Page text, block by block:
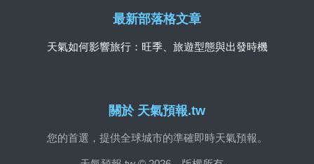
關於 天氣預報.tw
您的首選，提供全球城市的準確即時天氣預報。
最新部落格文章
天氣如何影響旅行：旺季、旅遊型態與出發時機